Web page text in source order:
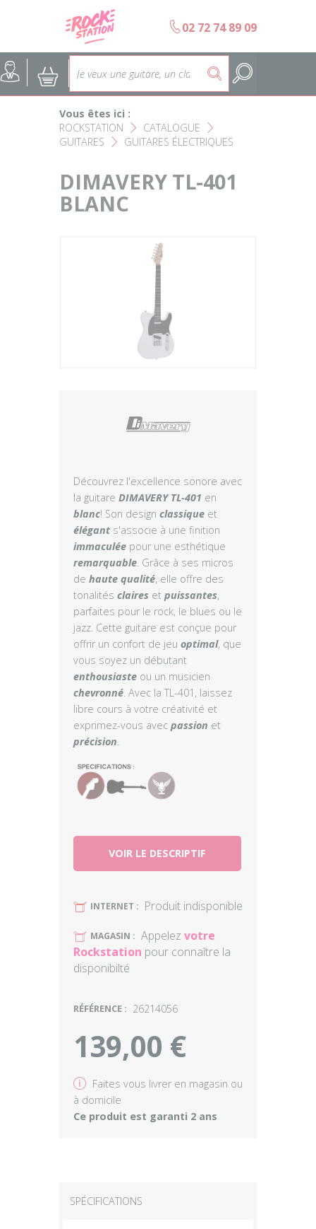
Choisir son instrument
Nos Magasins Rockstation
Guitares
Basses
b 02 72 74 89 09
@ 5 :
Vous êtes ici :
ROCKSTATION F CATALOGUE F
GUITARES F GUITARES ÉLECTRIQUES
DIMAVERY TL-401
BLANC
Découvrez l'excellence sonore avec
la guitare DIMAVERY TL-401 en
blanc! Son design classique et
élégant s'associe à une finition
immaculée pour une esthétique
remarquable. Grâce à ses micros
de haute qualité, elle offre des
tonalités claires et puissantes,
parfaites pour le rock, le blues ou le
jazz. Cette guitare est conçue pour
offrir un confort de jeu optimal, que
vous soyez un débutant
enthousiaste ou un musicien
chevronné. Avec la TL-401, laissez
libre cours à votre créativité et
exprimez-vous avec passion et
précision.
VOIR LE DESCRIPTIF
U INTERNET : Produit indisponible
U MAGASIN : Appelez votre
Rockstation pour connaître la
disponibilté
RÉFÉRENCE : 26214056
139,00 €
v Faites vous livrer en magasin ou
à domicile
Ce produit est garanti 2 ans
SPÉCIFICATIONS
Panneau de gestion des cookies